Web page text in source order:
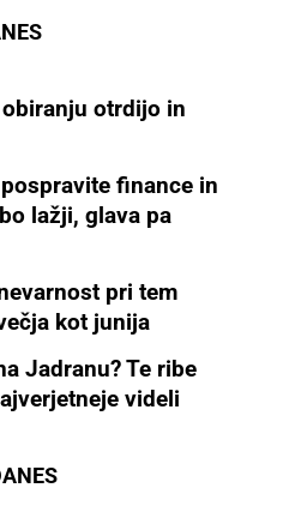
otrdijo in
finance in
lažji, glava pa
pri tem
kot junija
Jadranu? Te ribe
videli